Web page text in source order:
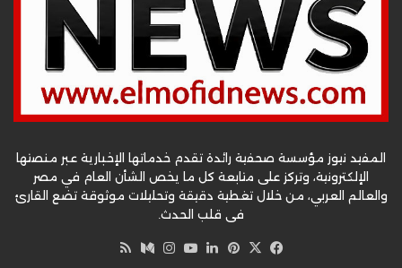
المفيد نيوز مؤسسة صحفية رائدة تقدم خدماتها الإخبارية عبر منصتها
الإلكترونية، وتركز على متابعة كل ما يخص الشأن العام في مصر
والعالم العربي، من خلال تغطية دقيقة وتحليلات موثوقة تضع القارئ
في قلب الحدث.
فيسبوك
‫X بينتيريست
لينكدإن‫YouTube
انستقرام
وسط